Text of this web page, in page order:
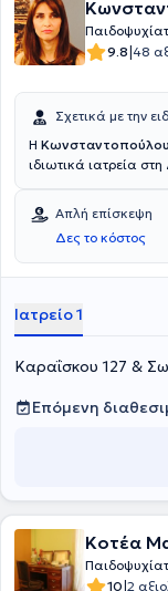
9.8|48
Σχετικά με την
Η
ιδιωτικά ιατρεία
έχει εκπαιδευτεί
Μονάδα
Αττικής. Επιπλέον,
Γενικού Νοσοκομείου
παρέχει
παθήσεων.
Απλή επίσκεψη
Δες το κόστος
Ιατρείο 1
Καραΐσκου 127 &
Επόμενη
Κοτέα
10|2